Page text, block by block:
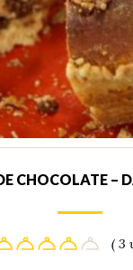
CHOCOLATE –
( 3